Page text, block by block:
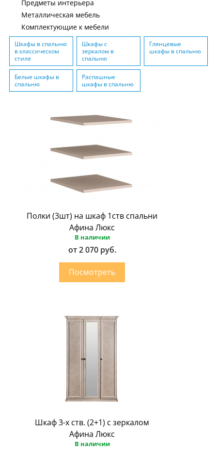
Предметы интерьера
Металлическая мебель
Комплектующие к мебели
Шкафы в спальню
в классическом
стиле
Шкафы с
зеркалом в
спальню
Глянцевые
шкафы в спальню
Белые шкафы в
спальню
Распашные
шкафы в спальню
Полки (3шт) на шкаф 1ств спальни
Афина Люкс
В наличии
от 2 070 руб.
Шкаф 3-х ств. (2+1) с зеркалом
Афина Люкс
В наличии